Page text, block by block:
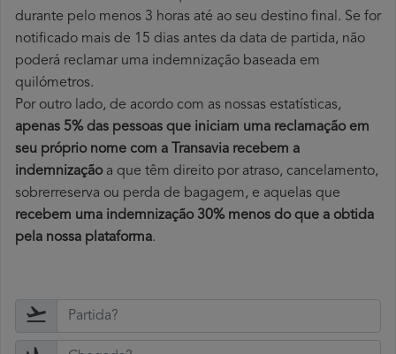
durante pelo menos 3 horas até ao seu destino final. Se for
notificado mais de 15 dias antes da data de partida, não
poderá reclamar uma indemnização baseada em
quilómetros.
Por outro lado, de acordo com as nossas estatísticas,
apenas 5% das pessoas que iniciam uma reclamação em
seu próprio nome com a Transavia recebem a
indemnizaçãoa que têm direito por atraso, cancelamento,
sobrerreserva ou perda de bagagem, e aquelas que
recebem uma indemnização 30% menos do que a obtida
pela nossa plataforma.